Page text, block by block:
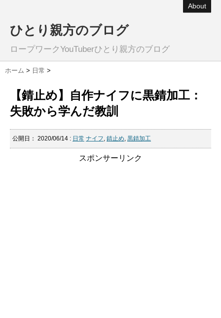
About
ひとり親方のブログ
ロープワークYouTuberひとり親方のブログ
ホーム > 日常 >
【錆止め】自作ナイフに黒錆加工：
失敗から学んだ教訓
公開日： 2020/06/14 : 日常 ナイフ, 錆止め, 黒錆加工
スポンサーリンク